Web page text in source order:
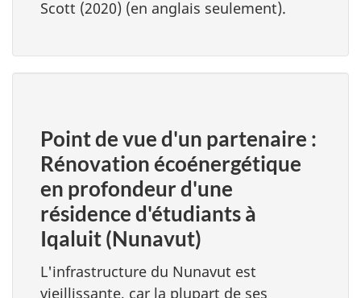
Scott (2020) (en anglais seulement).
Point de vue d'un partenaire :
Rénovation écoénergétique
en profondeur d'une
résidence d'étudiants à
Iqaluit (Nunavut)
L'infrastructure du Nunavut est
vieillissante, car la plupart de ses